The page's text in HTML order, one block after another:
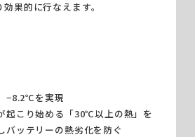
果的に行なえます。
−8.2℃を実現
起こり始める「30℃以上の熱」を
バッテリーの熱劣化を防ぐ